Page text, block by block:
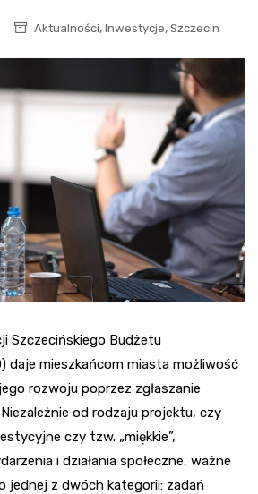
Aktualności, Inwestycje, Szczecin
Szczecińskiego Budżetu
daje mieszkańcom miasta możliwość
rozwoju poprzez zgłaszanie
od rodzaju projektu, czy
czy tzw. „miękkie”,
i działania społeczne, ważne
jednej z dwóch kategorii: zadań